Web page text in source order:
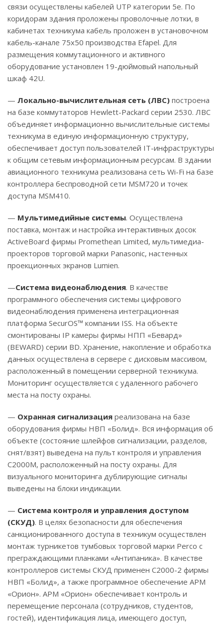
связи осуществлены кабелей UTP категории 5е. По
коридорам здания проложены проволочные лотки, в
кабинетах техникума кабель проложен в установочном
кабель-канале 75х50 производства Efapel. Для
размещения коммутационного и активного
оборудование установлен 19-дюймовый напольный
шкаф 42U.
— Локально-вычислительная сеть (ЛВС) построена
на базе коммутаторов Hewlett-Packard серии 2530. ЛВС
объединяет информационно вычислительные системы
техникума в единую информационную структуру,
обеспечивает доступ пользователей IT-инфраструктуры
к общим сетевым информационным ресурсам. В здании
авиационного техникума реализована сеть Wi-Fi на базе
контроллера беспроводной сети MSM720 и точек
доступа MSM410.
— Мультимедийные системы. Осуществлена
поставка, монтаж и настройка интерактивных досок
ActiveBoard фирмы Promethean Limited, мультимедиа-
проекторов торговой марки Panasonic, настенных
проекционных экранов Lumien.
—Система видеонаблюдения. В качестве
программного обеспечения системы цифрового
видеонаблюдения применена интеграционная
платформа SecurOS™ компании ISS. На объекте
смонтированы IP камеры фирмы НПП «Бeвард»
(BEWARD) серии BD. Хранение, накопление и обработка
данных осуществлена в сервере с дисковым массивом,
расположенный в помещении серверной техникума.
Мониторинг осуществляется с удаленного рабочего
места на посту охраны.
— Охранная сигнализация реализована на базе
оборудования фирмы НВП «Болид». Вся информация об
объекте (состояние шлейфов сигнализации, разделов,
снят/взят) выведена на пульт контроля и управления
С2000М, расположенный на посту охраны. Для
визуального мониторинга дублирующие сигналы
выведены на блоки индикации.
— Система контроля и управления доступом
(СКУД). В целях безопасности для обеспечения
санкционированного доступа в техникум осуществлен
монтаж турникетов тумбовых торговой марки Perco с
преграждающими планками «Антипаника». В качестве
контроллеров системы СКУД применен С2000-2 фирмы
НВП «Болид», а также программное обеспечение АРМ
«Орион». АРМ «Орион» обеспечивает контроль и
перемещение персонала (сотрудников, студентов,
гостей), идентификация лица, имеющего доступ,